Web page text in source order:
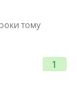
тому
1